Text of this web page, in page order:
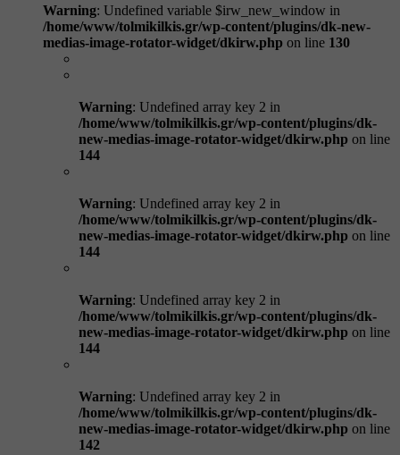
Warning: Undefined variable $irw_new_window in
/home/www/tolmikilkis.gr/wp-content/plugins/dk-new-
medias-image-rotator-widget/dkirw.php on line 130
Warning: Undefined array key 2 in
/home/www/tolmikilkis.gr/wp-content/plugins/dk-
new-medias-image-rotator-widget/dkirw.php on line
144
Warning: Undefined array key 2 in
/home/www/tolmikilkis.gr/wp-content/plugins/dk-
new-medias-image-rotator-widget/dkirw.php on line
144
Warning: Undefined array key 2 in
/home/www/tolmikilkis.gr/wp-content/plugins/dk-
new-medias-image-rotator-widget/dkirw.php on line
144
Warning: Undefined array key 2 in
/home/www/tolmikilkis.gr/wp-content/plugins/dk-
new-medias-image-rotator-widget/dkirw.php on line
142